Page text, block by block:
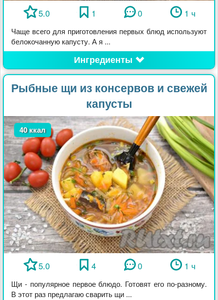
5.0 1 0 1 ч
Чаще всего для приготовления первых блюд используют
белокочанную капусту. А я ...
Ингредиенты
Рыбные щи из консервов и свежей
капусты
40 ккал
5.0 4 0 1 ч
Щи - популярное первое блюдо. Готовят его по-разному.
В этот раз предлагаю сварить щи ...